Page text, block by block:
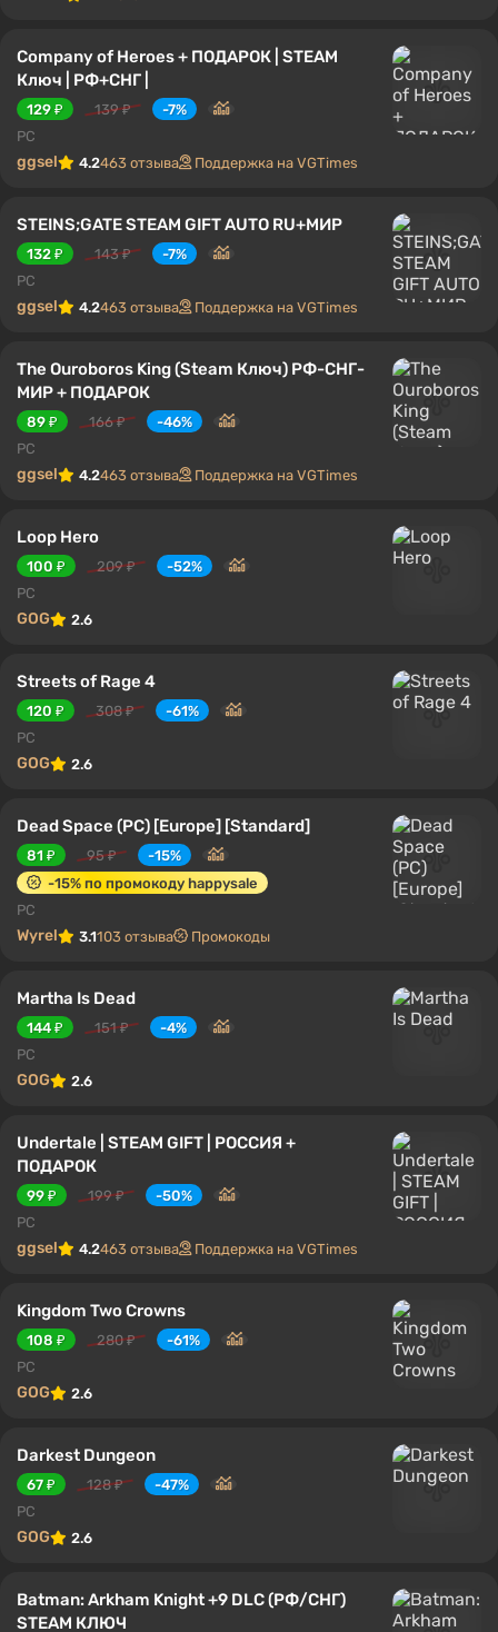
Company of Heroes + ПОДАРОК | STEAM
Ключ | РФ+СНГ |
129 ₽ 139 ₽
-7%
PC
ggsel 4.2463 отзыва Поддержка на VGTimes
STEINS;GATE STEAM GIFT AUTO RU+МИР
132 ₽ 143 ₽
-7%
PC
ggsel 4.2463 отзыва Поддержка на VGTimes
The Ouroboros King (Steam Ключ) РФ-СНГ-
МИР + ПОДАРОК
89 ₽ 166 ₽
-46%
PC
ggsel 4.2463 отзыва Поддержка на VGTimes
Loop Hero
100 ₽ 209 ₽
-52%
PC
GOG 2.6
Streets of Rage 4
120 ₽ 308 ₽
-61%
PC
GOG 2.6
Dead Space (PC) [Europe] [Standard]
81 ₽ 95 ₽
-15%
-15% по промокоду happysale
PC
Wyrel 3.1103 отзыва Промокоды
Martha Is Dead
144 ₽ 151 ₽
-4%
PC
GOG 2.6
Undertale | STEAM GIFT | РОССИЯ +
ПОДАРОК
99 ₽ 199 ₽
-50%
PC
ggsel 4.2463 отзыва Поддержка на VGTimes
Kingdom Two Crowns
108 ₽ 280 ₽
-61%
PC
GOG 2.6
Darkest Dungeon
67 ₽ 128 ₽
-47%
PC
GOG 2.6
Batman: Arkham Knight +9 DLC (РФ/СНГ)
STEAM КЛЮЧ